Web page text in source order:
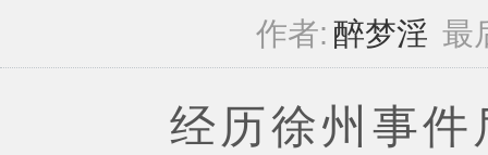
作者: 醉梦淫 最
经历徐州事件后